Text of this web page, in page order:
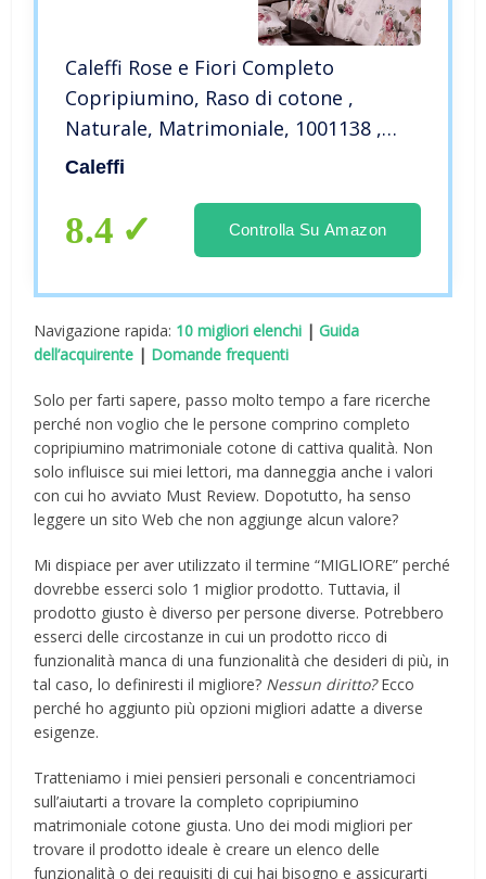
Caleffi Rose e Fiori Completo
Copripiumino, Raso di cotone ,
Naturale, Matrimoniale, 1001138 ,
Caleffi
Caleffi
8.4 Controlla Su Amazon
Navigazione rapida: 10 migliori elenchi |Guida
dell’acquirente | Domande frequenti
Solo per farti sapere, passo molto tempo a fare ricerche
perché non voglio che le persone comprino completo
copripiumino matrimoniale cotone di cattiva qualità. Non
solo influisce sui miei lettori, ma danneggia anche i valori
con cui ho avviato Must Review. Dopotutto, ha senso
leggere un sito Web che non aggiunge alcun valore?
Mi dispiace per aver utilizzato il termine “MIGLIORE” perché
dovrebbe esserci solo 1 miglior prodotto. Tuttavia, il
prodotto giusto è diverso per persone diverse. Potrebbero
esserci delle circostanze in cui un prodotto ricco di
funzionalità manca di una funzionalità che desideri di più, in
tal caso, lo definiresti il ​​migliore? Nessun diritto?Ecco
perché ho aggiunto più opzioni migliori adatte a diverse
esigenze.
Tratteniamo i miei pensieri personali e concentriamoci
sull’aiutarti a trovare la completo copripiumino
matrimoniale cotone giusta. Uno dei modi migliori per
trovare il prodotto ideale è creare un elenco delle
funzionalità o dei requisiti di cui hai bisogno e assicurarti